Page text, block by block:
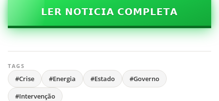
𝗟𝗘𝗥 𝗡𝗢𝗧𝗜𝗖𝗜𝗔 𝗖𝗢𝗠𝗣𝗟𝗘𝗧𝗔
TAGS
#Crise #Energia #Estado
#Governo
#Intervenção